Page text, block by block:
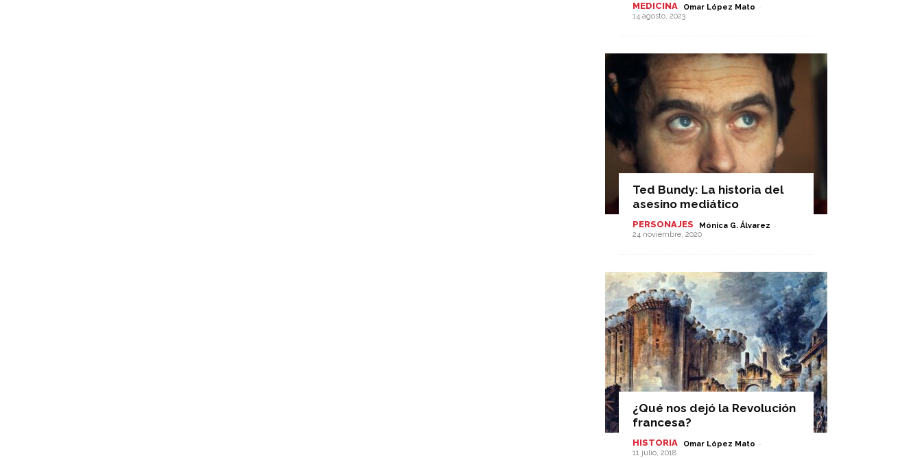
MEDICINA Omar López Mato -
14 agosto, 2023
Ted Bundy: La historia del
asesino mediático
PERSONAJES Mónica G. Álvarez -
24 noviembre, 2020
¿Qué nos dejó la Revolución
francesa?
HISTORIA Omar López Mato -
11 julio, 2018